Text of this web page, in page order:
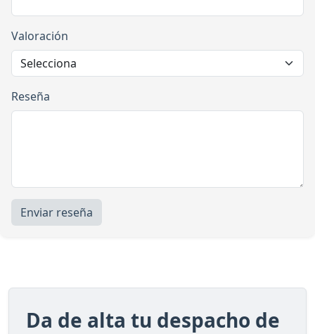
Valoración
Reseña
Enviar reseña
Da de alta tu despacho de